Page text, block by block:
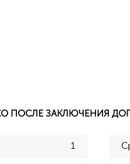
ПОСЛЕ ЗАКЛЮЧЕНИЯ
1